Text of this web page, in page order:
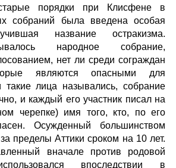
старые порядки при Клисфене в
собраний была введена особая
название остракизма.
народное собрание,
нет ли среди сограждан
являются опасными для
такие лица назывались, собрание
и каждый его участник писал на
черепке) имя того, кто, по его
Осужденный большинством
пределы Аттики сроком на 10 лет.
вначале против родовой
впоследствии в